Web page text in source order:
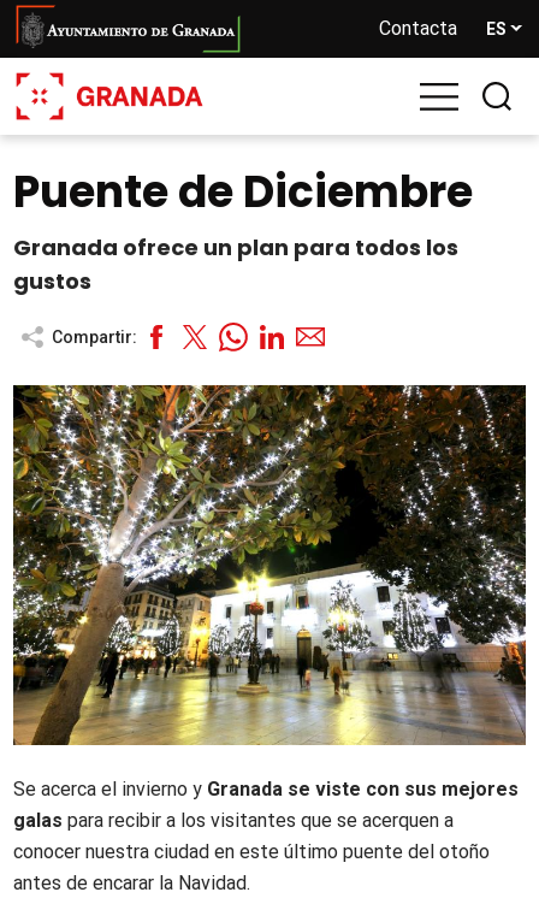
Pasar
contenido
principal
Contacta ES
Puente de Diciembre
Granada ofrece un plan para todos los
gustos
Compartir:
Se acerca el invierno y Granada se viste con sus mejores
galas para recibir a los visitantes que se acerquen a
conocer nuestra ciudad en este último puente del otoño
antes de encarar la Navidad.